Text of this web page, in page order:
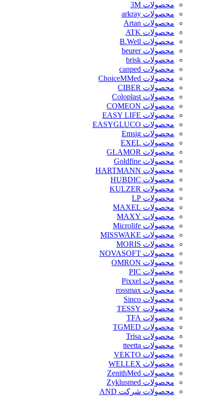
محصولات 3M
محصولات arkray
محصولات Artan
محصولات ATK
محصولات B.Well
محصولات beurer
محصولات brisk
محصولات canped
محصولات ChoiceMMed
محصولات CIBER
محصولات Coloplast
محصولات COMEON
محصولات EASY LIFE
محصولات EASYGLUCO
محصولات Emsig
محصولات EXEL
محصولات GLAMOR
محصولات Goldfine
محصولات HARTMANN
محصولات HUBDIC
محصولات KULZER
محصولات LP
محصولات MAXEL
محصولات MAXY
محصولات Microlife
محصولات MISSWAKE
محصولات MORIS
محصولات NOVASOFT
محصولات OMRON
محصولات PIC
محصولات Pixxel
محصولات rossmax
محصولات Sinco
محصولات TESSY
محصولات TFA
محصولات TGMED
محصولات Trisa
محصولات tteetta
محصولات VEKTO
محصولات WELLEX
محصولات ZenithMed
محصولات Zyklusmed
محصولات شرکت AND